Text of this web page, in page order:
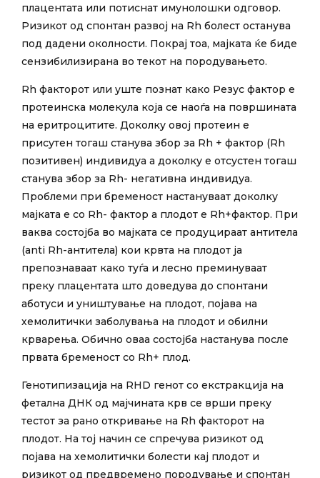
плацентата или потиснат имунолошки одговор.
Ризикот од спонтан развој на Rh болест останува
под дадени околности. Покрај тоа, мајката ќе биде
сензибилизирана во текот на породувањето.
Rh факторот или уште познат како Резус фактор е
протеинска молекула која се наоѓа на површината
на еритроцитите. Доколку овој протеин е
присутен тогаш станува збор за Rh + фактор (Rh
позитивен) индивидуа а доколку е отсустен тогаш
станува збор за Rh- негативна индивидуа.
Проблеми при бременост настануваат доколку
мајката е со Rh- фактор а плодот е Rh+фактор. При
ваква состојба во мајката се продуцираат антитела
(anti Rh-антитела) кои крвта на плодот ја
препознаваат како туѓа и лесно преминуваат
преку плацентата што доведува до спонтани
аботуси и уништување на плодот, појава на
хемолитички заболувања на плодот и обилни
крварења. Обично оваа состојба настанува после
првата бременост со Rh+ плод.
Генотипизација на RHD генот со екстракција на
фетална ДНК од мајчината крв се врши преку
тестот за рано откривање на Rh факторот на
плодот. На тој начин се спречува ризикот од
појава на хемолитички болести кај плодот и
ризикот од предвремено породување и спонтан